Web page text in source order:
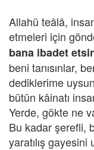
Allahü teâlâ,
etmeleri için
bana ibadet
beni tanısınlar,
dediklerime
bütün kâinatı
Yerde, gökte ne
Bu kadar şerefli,
yaratılış